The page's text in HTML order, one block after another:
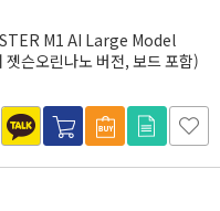
M1 AI Large Model
슨오린나노 버전, 보드 포함)